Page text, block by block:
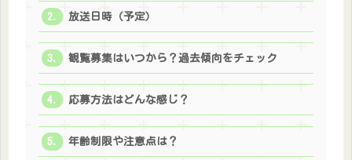
放送日時（予定）
観覧募集はいつから？過去傾向をチェック
応募方法はどんな感じ？
年齢制限や注意点は？